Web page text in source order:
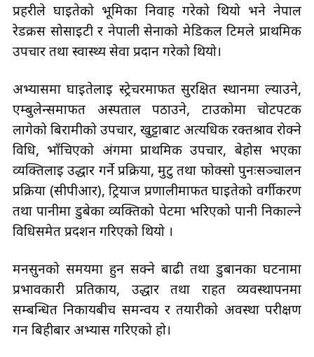
प्रहरीले घाइतेको भूमिका निर्वाह गरेको थियो भने नेपाल
रेडक्रस सोसाइटी र नेपाली सेनाको मेडिकल टिमले प्राथमिक
उपचार तथा स्वास्थ्य सेवा प्रदान गरेको थियो।
अभ्यासमा घाइतेलाई स्ट्रेचरमार्फत सुरक्षित स्थानमा ल्याउने,
एम्बुलेन्समार्फत अस्पताल पठाउने, टाउकोमा चोटपटक
लागेको बिरामीको उपचार, खुट्टाबाट अत्यधिक रक्तश्राव रोक्ने
विधि, भाँचिएको अंगमा प्राथमिक उपचार, बेहोस भएका
व्यक्तिलाई उद्धार गर्ने प्रक्रिया, मुटु तथा फोक्सो पुनःसञ्चालन
प्रक्रिया (सीपीआर), ट्रियाज प्रणालीमार्फत घाइतेको वर्गीकरण
तथा पानीमा डुबेका व्यक्तिको पेटमा भरिएको पानी निकाल्ने
विधिसमेत प्रदर्शन गरिएको थियो ।
मनसुनको समयमा हुन सक्ने बाढी तथा डुबानका घटनामा
प्रभावकारी प्रतिकार्य, उद्धार तथा राहत व्यवस्थापनमा
सम्बन्धित निकायबीच समन्वय र तयारीको अवस्था परीक्षण
गर्न बिहीबार अभ्यास गरिएको हो।